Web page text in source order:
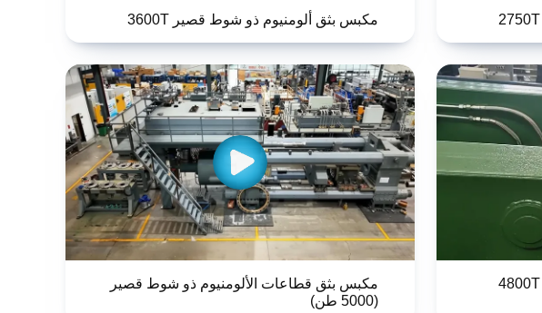
مكبس بثق ألومنيوم ذو شوط قصير 3600T
مكبس بثق قطاعات الألومنيوم ذو شوط قصير
(5000 طن)